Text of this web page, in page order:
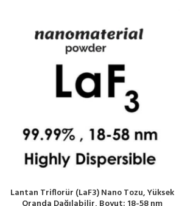
Lantan Triflorür (LaF3) Nano Tozu, Yüksek